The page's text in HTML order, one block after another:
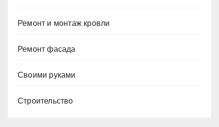
Ремонт и монтаж кровли
Ремонт фасада
Своими руками
Строительство